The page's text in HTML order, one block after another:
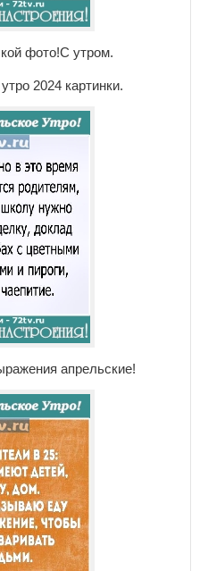
фото!С утром.
2024 картинки.
апрельские!